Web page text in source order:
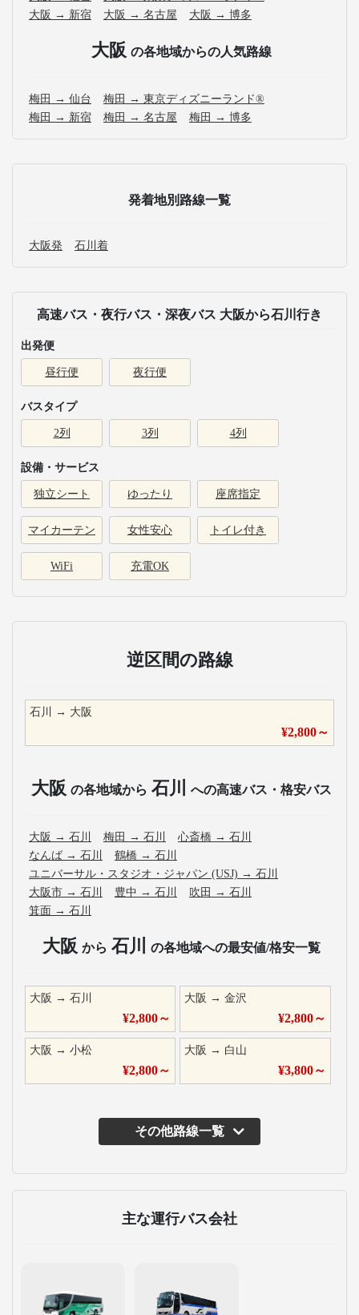
大阪 → 新宿
大阪 → 名古屋 大阪 → 博多
大阪 の各地域からの人気路線
梅田 → 仙台
梅田 → 東京ディズニーランド®
梅田 → 新宿
梅田 → 名古屋 梅田 → 博多
発着地別路線一覧
大阪発 石川着
高速バス・夜行バス・深夜バス 大阪から石川行き
出発便
昼行便 夜行便
バスタイプ
2列 3列 4列
設備・サービス
独立シート ゆったり 座席指定
マイカーテン 女性安心 トイレ付き
WiFi 充電OK
逆区間の路線
石川 → 大阪
¥2,800～
大阪 の各地域から 石川 への高速バス・格安バス
大阪 → 石川 梅田 → 石川 心斎橋 → 石川
なんば → 石川 鶴橋 → 石川
ユニバーサル・スタジオ・ジャパン (USJ) → 石川
大阪市 → 石川 豊中 → 石川 吹田 → 石川
箕面 → 石川
大阪 から 石川 の各地域への最安値/格安一覧
大阪 → 石川
¥2,800～
大阪 →金沢
¥2,800～
大阪 → 小松
¥2,800～
大阪 → 白山
¥3,800～
その他路線一覧
主な運行バス会社